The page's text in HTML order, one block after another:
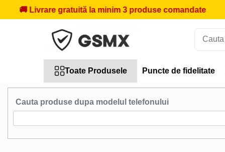
gratuită la minim 3 produse comandate 🎁
Toate Produsele
Folii Samsung
Folii Iphone
Folii Xiaomi
Folii Huawei
Toate Produsele Puncte de fidelitate
Cauta produse dupa modelul telefonului